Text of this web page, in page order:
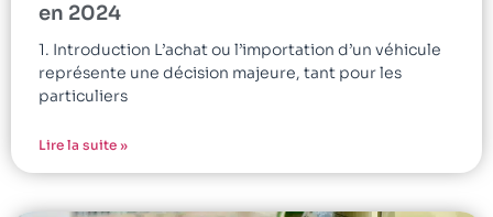
en 2024
1. Introduction L’achat ou l’importation d’un véhicule
représente une décision majeure, tant pour les
particuliers
Lire la suite »